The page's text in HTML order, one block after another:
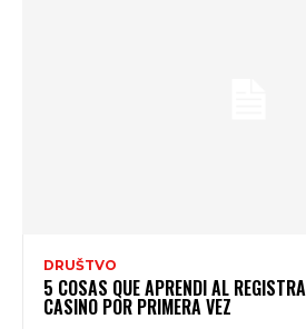
DRUŠTVO
5 COSAS QUE APRENDI AL
CASINO POR PRIMERA VEZ